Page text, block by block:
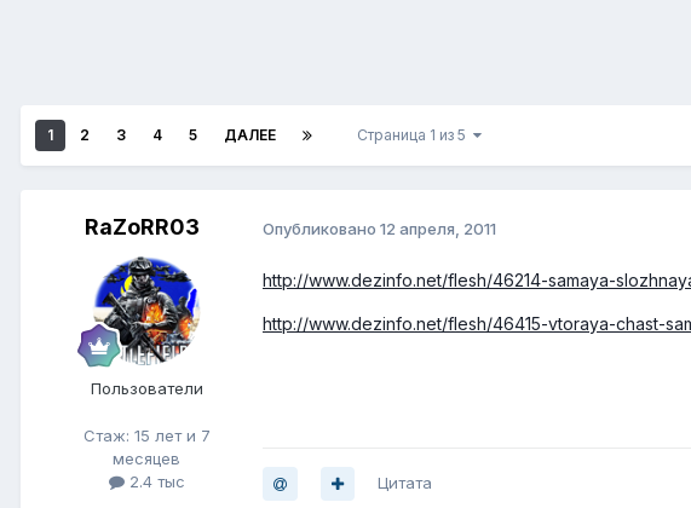
1 2 3 4 5 ДАЛЕЕ Страница 1 из 5
RaZoRR03
Пользователи
Стаж: 15 лет и 7
месяцев
2.4 тыс
Опубликовано 12 апреля, 2011
http://www.dezinfo.net/flesh/46214-samaya-
http://www.dezinfo.net/flesh/46415-vtoraya-chast-
Цитата